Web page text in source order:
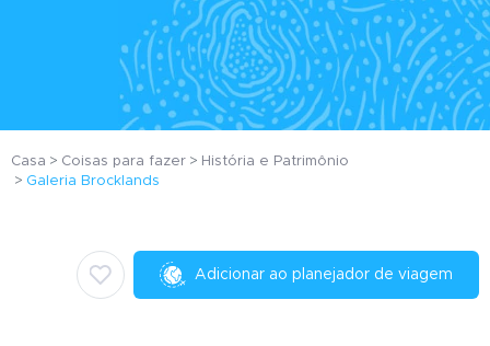
Casa Coisas para fazer
História e Patrimônio
Galeria Brocklands
Adicionar ao planejador de viagem